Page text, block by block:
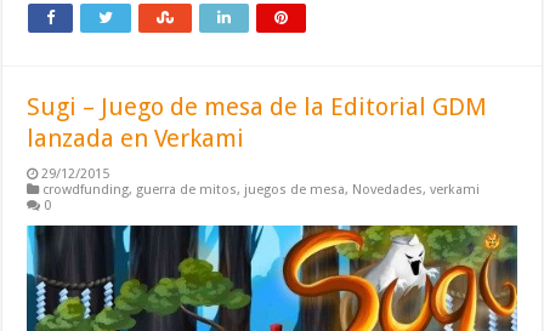
Sugi – Juego de mesa de la Editorial GDM
lanzada en Verkami
29/12/2015
crowdfunding, guerra de mitos, juegos de mesa, Novedades,verkami
0